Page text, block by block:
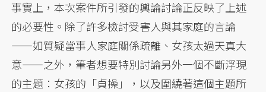
事實上，本次案件所引發的輿論討論正反映了上述
的必要性。除了許多檢討受害人與其家庭的言論
——如質疑當事人家庭關係疏離、女孩太過天真大
意——之外，筆者想要特別討論另外一個不斷浮現
的主題：女孩的「貞操」，以及圍繞著這個主題所